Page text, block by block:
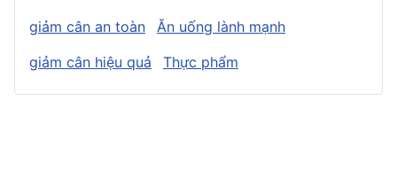
giảm cân an toàn
Ăn uống lành mạnh
giảm cân hiệu quả
Thực phẩm